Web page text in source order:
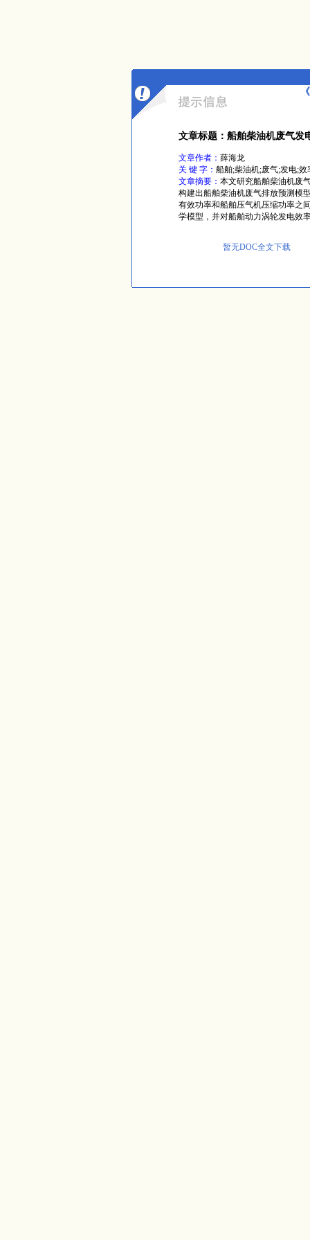
文章标题：船舶柴油机废气发
文章作者： 薛海龙
关 键 字： 船舶;柴油机;废气;发电;效
文章摘要： 本文研究船舶柴油机废
构建出船舶柴油机废气排放预测模
有效功率和船舶压气机压缩功率之
学模型，并对船舶动力涡轮发电效
暂无DOC全文下载